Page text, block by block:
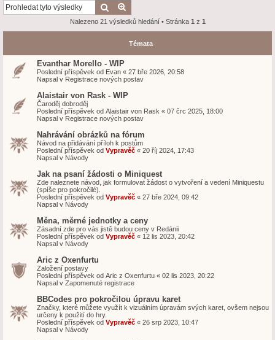
Hledat
Nalezeno 21 výsledků hledání • Stránka 1 z 1
Témata
Evanthar Morello - WIP
Poslední příspěvek od Evan « 27 bře 2026, 20:58
Napsal v Registrace nových postav
Alaistair von Rask - WIP
Čaroděj dobroděj
Poslední příspěvek od Alaistair von Rask « 07 črc 2025, 18:00
Napsal v Registrace nových postav
Nahrávání obrázků na fórum
Návod na přidávání příloh k postům
Poslední příspěvek od Vypravěč « 20 říj 2024, 17:43
Napsal v Návody
Jak na psaní žádosti o Miniquest
Zde naleznete návod, jak formulovat žádost o vytvoření a vedení Miniquestu
(spíše pro pokročilé).
Poslední příspěvek od Vypravěč « 27 bře 2024, 09:42
Napsal v Návody
Měna, měrné jednotky a ceny
Zásadní zde pro vás jistě budou ceny v Redánii
Poslední příspěvek od Vypravěč « 12 lis 2023, 20:42
Napsal v Návody
Aric z Oxenfurtu
Založení postavy
Poslední příspěvek od Aric z Oxenfurtu « 02 lis 2023, 20:22
Napsal v Zapomenuté registrace
BBCodes pro pokročilou úpravu karet
Značky, které můžete využít k vizuálním úpravám svých karet, ovšem nejsou
určeny k použití do hry.
Poslední příspěvek od Vypravěč « 26 srp 2023, 10:47
Napsal v Návody